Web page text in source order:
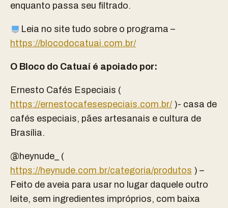
enquanto passa seu filtrado.
Leia no site tudo sobre o programa⁠ –
https://blocodocatuai.com.br/
O Bloco do Catuaí é apoiado por:
Ernesto Cafés Especiais (
https://ernestocafesespeciais.com.br/)- casa de
cafés especiais, pães artesanais e cultura de
Brasília.
@heynude_ (
https://heynude.com.br/categoria/produtos ) –
Feito de aveia para usar no lugar daquele outro
leite, sem ingredientes impróprios, com baixa